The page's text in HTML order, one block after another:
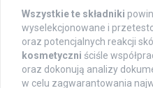
Wszystkie te składniki
wyselekcjonowane i
oraz potencjalnych reakcji
kosmetyczni ściśle
oraz dokonują analizy
w celu zagwarantowania